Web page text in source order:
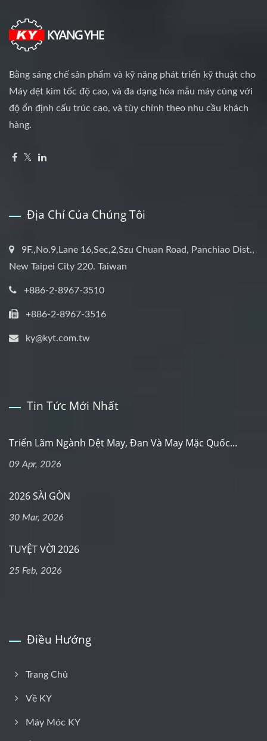
Bằng sáng chế sản phẩm và kỹ năng phát triển kỹ thuật cho
Máy dệt kim tốc độ cao, và đa dạng hóa mẫu máy cùng với
độ ổn định cấu trúc cao, và tùy chỉnh theo nhu cầu khách
hàng.
Địa Chỉ Của Chúng Tôi
9F.,No.9,Lane 16,Sec,2,Szu Chuan Road, Panchiao Dist.,
New Taipei City 220. Taiwan
+886-2-8967-3510
+886-2-8967-3516
ky@kyt.com.tw
Tin Tức Mới Nhất
Triển Lãm Ngành Dệt May, Đan Và May Mặc Quốc...
09 Apr, 2026
2026 SÀI GÒN
30 Mar, 2026
TUYỆT VỜI 2026
25 Feb, 2026
Điều Hướng
Trang Chủ
Về KY
Máy Móc KY